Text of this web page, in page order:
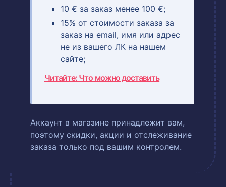
10 € за заказ менее 100 €;
15% от стоимости заказа за
заказ на email, имя или адрес
не из вашего ЛК на нашем
сайте;
Читайте: Что можно доставить
Аккаунт в магазине принадлежит вам,
поэтому скидки, акции и отслеживание
заказа только под вашим контролем.